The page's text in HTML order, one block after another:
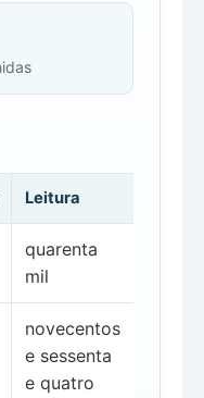
Leitura
quarenta
mil
novecentos
e sessenta
e quatro